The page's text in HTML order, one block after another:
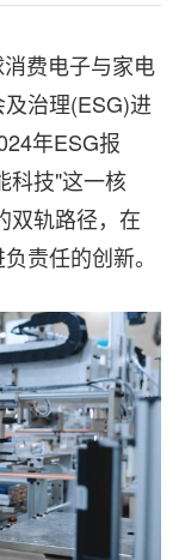
费电子与家电
治理(ESG)进
年ESG报
科技"这一核
双轨路径，在
责任的创新。